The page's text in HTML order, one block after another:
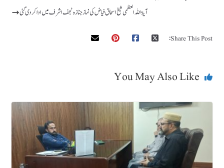
آیۃ اللہ العظمی شیخ اسحاق فیاض کی نماز جنازہ نجف اشرف میں ادا کردی گئی
Share This Post:
You May Also Like